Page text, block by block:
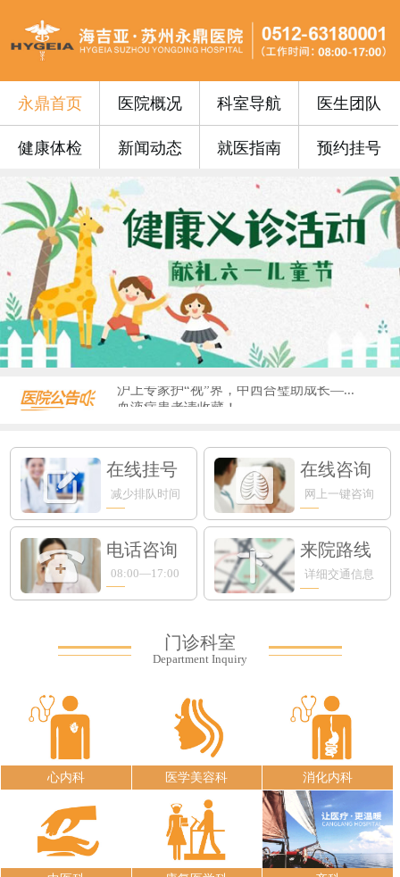
永鼎首页 医院概况 科室导航 医生团队
健康体检 新闻动态 就医指南 预约挂号
永鼎门诊丨苏州永鼎医院3月17日—3...
便民公告 | 苏州永鼎医院“云影像”...
便民公告｜我院便民门诊挂号费0元！...
便民公告丨苏州永鼎医院早7点开设早门...
便民公告丨65周岁以上的老年朋友在苏...
门诊安排丨苏州永鼎医院国庆、中秋假期...
永鼎疫苗丨带状疱疹惠民接种活动火热预...
沪上专家护“视”界，中西合璧助成长—...
血液病患者请收藏！...
在线挂号
减少排队时间
在线咨询
网上一键咨询
电话咨询
08:00—17:00
来院路线
详细交通信息
门诊科室
Department Inquiry
心内科 医学美容科 消化内科